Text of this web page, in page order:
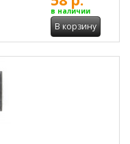
в наличии
В корзину